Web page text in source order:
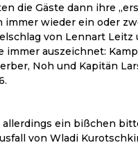
die Gäste dann ihre
wieder ein oder
von Lennart
immer auszeichnet:
Noh und Kapitän
ein bißchen
von Wladi